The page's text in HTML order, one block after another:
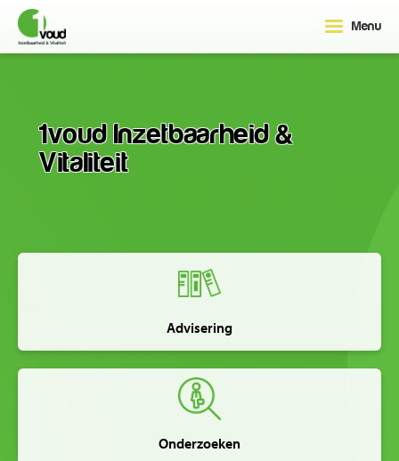
Menu
1voud Inzetbaarheid &
Vitaliteit
Advisering
Onderzoeken